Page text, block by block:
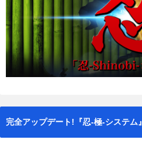
完全アップデート!『忍-極-システム』